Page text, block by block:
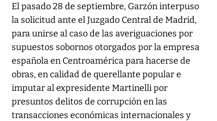
El pasado 28 de septiembre, Garzón interpuso
la solicitud ante el Juzgado Central de Madrid,
para unirse al caso de las averiguaciones por
supuestos sobornos otorgados por la empresa
española en Centroamérica para hacerse de
obras, en calidad de querellante popular e
imputar al expresidente Martinelli por
presuntos delitos de corrupción en las
transacciones económicas internacionales y